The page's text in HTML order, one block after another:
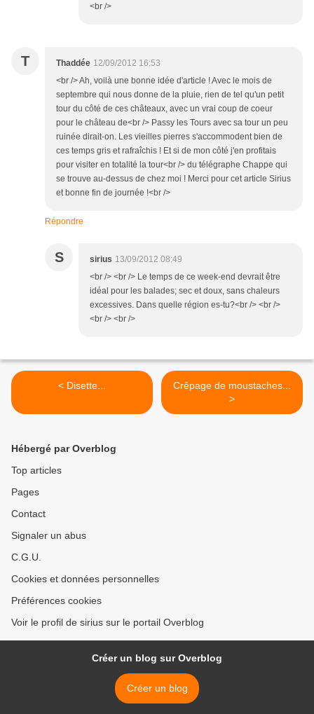
<br />
T Thaddée 12/09/2012 16:53
<br /> Ah, voilà une bonne idée d'article ! Avec le mois de
septembre qui nous donne de la pluie, rien de tel qu'un petit
tour du côté de ces châteaux, avec un vrai coup de coeur
pour le château de<br /> Passy les Tours avec sa tour un peu
ruinée dirait-on. Les vieilles pierres s'accommodent bien de
ces temps gris et rafraîchis ! Et si de mon côté j'en profitais
pour visiter en totalité la tour<br /> du télégraphe Chappe qui
se trouve au-dessus de chez moi ! Merci pour cet article Sirius
et bonne fin de journée !<br />
Répondre
S sirius 13/09/2012 08:49
<br /> <br /> Le temps de ce week-end devrait être
idéal pour les balades; sec et doux, sans chaleurs
excessives. Dans quelle région es-tu?<br /> <br />
<br /> <br />
< Disette...
Crêpage de moustaches...
>
Hébergé par Overblog
Top articles
Pages
Contact
Signaler un abus
C.G.U.
Cookies et données personnelles
Préférences cookies
Voir le profil de sirius sur le portail Overblog
Créer un blog sur Overblog
Créer un blog